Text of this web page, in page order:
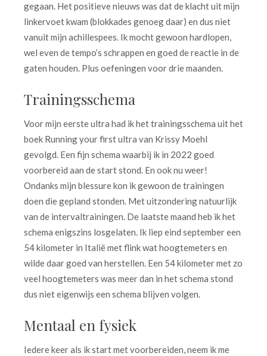
gegaan. Het positieve nieuws was dat de klacht uit mijn
linkervoet kwam (blokkades genoeg daar) en dus niet
vanuit mijn achillespees. Ik mocht gewoon hardlopen,
wel even de tempo’s schrappen en goed de reactie in de
gaten houden. Plus oefeningen voor drie maanden.
Trainingsschema
Voor mijn eerste ultra had ik het trainingsschema uit het
boek Running your first ultra van Krissy Moehl
gevolgd. Een fijn schema waarbij ik in 2022 goed
voorbereid aan de start stond. En ook nu weer!
Ondanks mijn blessure kon ik gewoon de trainingen
doen die gepland stonden. Met uitzondering natuurlijk
van de intervaltrainingen. De laatste maand heb ik het
schema enigszins losgelaten. Ik liep eind september een
54 kilometer in Italië met flink wat hoogtemeters en
wilde daar goed van herstellen. Een 54 kilometer met zo
veel hoogtemeters was meer dan in het schema stond
dus niet eigenwijs een schema blijven volgen.
Mentaal en fysiek
Iedere keer als ik start met voorbereiden, neem ik me